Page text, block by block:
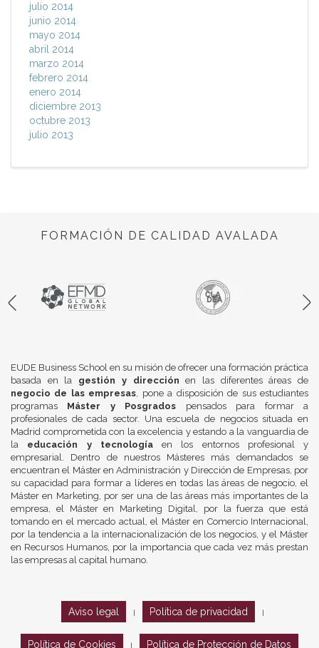
julio 2014
junio 2014
mayo 2014
abril 2014
marzo 2014
febrero 2014
enero 2014
diciembre 2013
octubre 2013
julio 2013
FORMACIÓN DE CALIDAD AVALADA
EUDE Business School en su misión de ofrecer una formación práctica
basada en la gestión y dirección en las diferentes áreas de
negocio de las empresas, pone a disposición de sus estudiantes
programas Máster y Posgrados pensados para formar a
profesionales de cada sector. Una escuela de negocios situada en
Madrid comprometida con la excelencia y estando a la vanguardia de
la educación y tecnologíaen los entornos profesional y
empresarial. Dentro de nuestros Másteres más demandados se
encuentran el Máster en Administración y Dirección de Empresas, por
su capacidad para formar a líderes en todas las áreas de negocio, el
Máster en Marketing, por ser una de las áreas más importantes de la
empresa, el Máster en Marketing Digital, por la fuerza que está
tomando en el mercado actual, el Máster en Comercio Internacional,
por la tendencia a la internacionalización de los negocios, y el Máster
en Recursos Humanos, por la importancia que cada vez más prestan
las empresas al capital humano.
Aviso legal Política de privacidad
Política de Cookies Política de Protección de Datos